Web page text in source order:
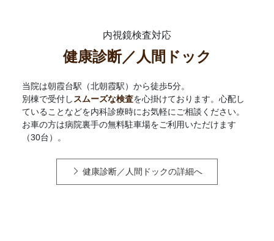
内視鏡検査対応
健康診断／人間ドック
当院は朝霞台駅（北朝霞駅）から徒歩5分。
別棟で受付し スムーズな検査を心掛けております。心配し
ていることなどを内科診療時にお気軽にご相談ください。
お車の方は病院裏手の無料駐車場をご利用いただけます
（30台）。
健康診断／人間ドックの詳細へ